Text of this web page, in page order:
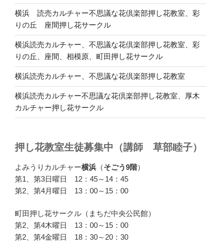
横浜 読売カルチャー不思議な花倶楽部押し花教室、彩
りの丘 座間押し花サークル
横浜読売カルチャー、不思議な花倶楽部押し花教室、彩
りの丘、座間、相模原、町田押し花サークル
横浜読売カルチャー、不思議な花倶楽部押し花教室
横浜読売カルチャー不思議な花倶楽部押し花教室、厚木
カルチャー押し花サークル
押し花教室生徒募集中（講師 草部睦子）
よみうりカルチャー横浜 （そごう9階）
第1、第3日曜日 12：45～14：45
第2、第4月曜日 13：00～15：00
町田押し花サークル（まちだ中央公民館）
第2、第4木曜日 13：00～15：00
第2、第4金曜日 18：30～20：30